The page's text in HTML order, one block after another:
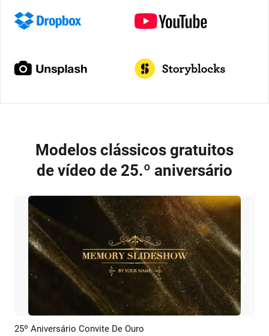
Modelos clássicos gratuitos
de vídeo de 25.º aniversário
Pré-visualizar
25º Aniversário Convite De Ouro